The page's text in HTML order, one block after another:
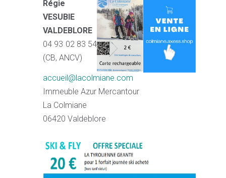
Régie
VESUBIE
VALDEBLORE
04 93 02 83 54
(CB, ANCV)
accueil@lacolmiane.com
Immeuble Azur Mercantour
La Colmiane
06420 Valdeblore